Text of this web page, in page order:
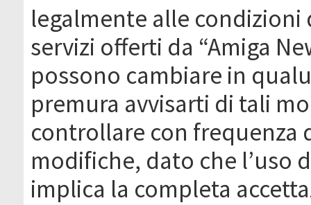
legalmente alle condizioni
servizi offerti da “Amiga
possono cambiare in
premura avvisarti di tali
controllare con frequenza
modifiche, dato che l’uso
implica la completa